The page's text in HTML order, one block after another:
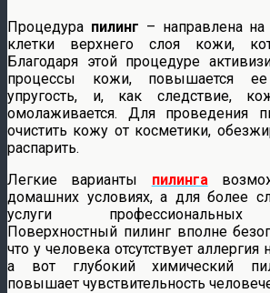
Процедура пилинг – направлена
клетки верхнего слоя кожи,
Благодаря этой процедуре
процессы кожи, повышается ее
упругость, и, как следствие,
омолаживается. Для проведения
очистить кожу от косметики,
распарить.
Легкие варианты пилинга
домашних условиях, а для более
услуги профессиональных
Поверхностный пилинг вполне
что у человека отсутствует
а вот глубокий химический
повышает чувствительность